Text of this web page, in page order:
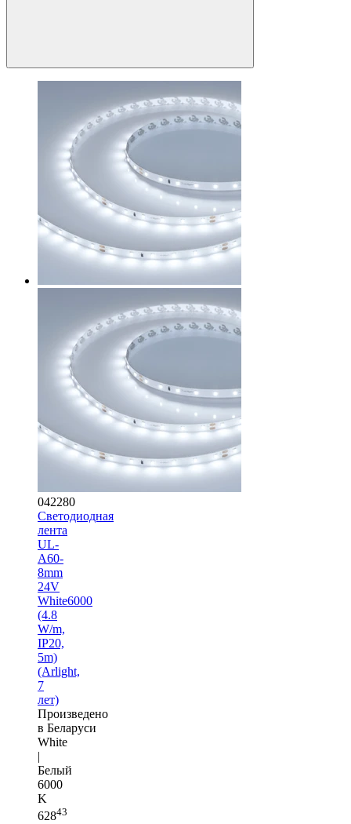
042280
Светодиодная
лента
UL-
A60-
8mm
24V
White6000
(4.8
W/m,
IP20,
5m)
(Arlight,
7
лет)
Произведено
в Беларуси
White
|
Белый
6000
K
62843